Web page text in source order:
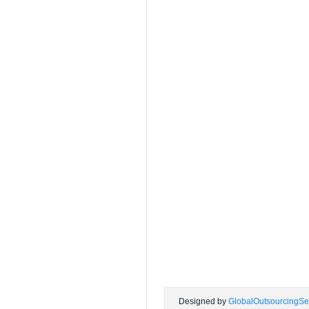
Designed by